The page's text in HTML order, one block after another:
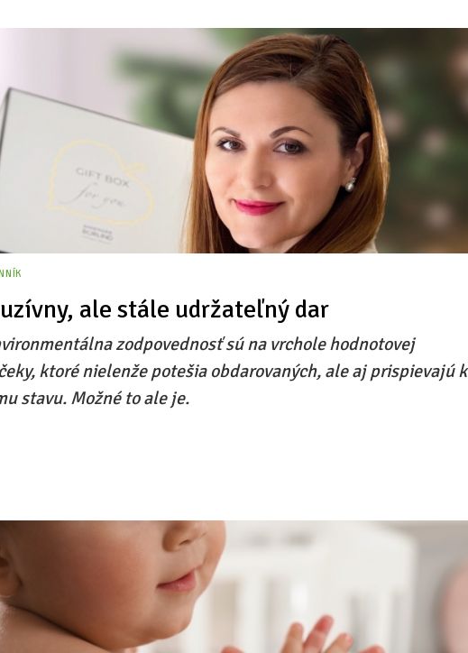
ale stále udržateľný dar
zodpovednosť sú na vrchole hodnotovej
ktoré nielenže potešia obdarovaných, ale aj prispievajú k
stavu. Možné to ale je.